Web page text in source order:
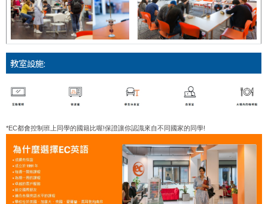
教室設施:
*EC都會控制班上同學的國籍比喔!保證讓你認識來自不同國家的同學!